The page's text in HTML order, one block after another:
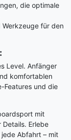
die optimale
für den
Level. Anfänger
komfortablen
Features und die
mit
Erlebe
Abfahrt – mit